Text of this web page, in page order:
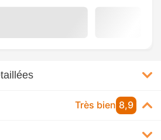
Très bien 8,9